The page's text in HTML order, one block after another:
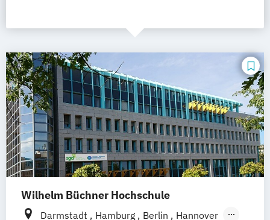
Wilhelm Büchner Hochschule
Darmstadt Hamburg Berlin
Hannover